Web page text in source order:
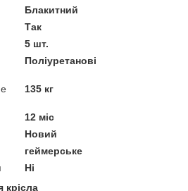
Блакитний
Так
5 шт.
Поліуретанові
135 кг
12 міс
Новий
геймерське
Ні
крісла